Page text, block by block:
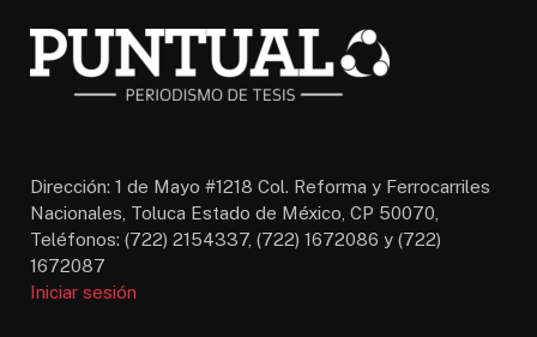
Dirección: 1 de Mayo #1218 Col. Reforma y Ferrocarriles
Nacionales, Toluca Estado de México, CP 50070,
Teléfonos: (722) 2154337, (722) 1672086 y (722)
1672087
Iniciar sesión